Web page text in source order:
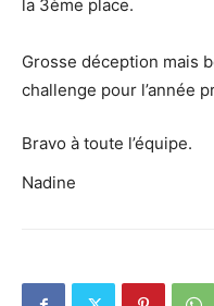
la 3ème place.
Grosse déception mais
challenge pour l’année
Bravo à toute l’équipe.
Nadine